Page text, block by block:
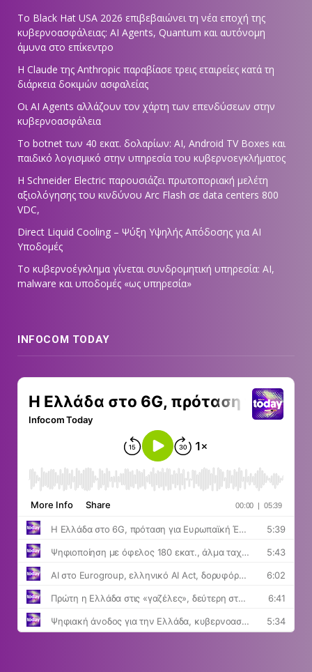
Το Black Hat USA 2026 επιβεβαιώνει τη νέα εποχή της
κυβερνοασφάλειας: AI Agents, Quantum και αυτόνομη
άμυνα στο επίκεντρο
Η Claude της Anthropic παραβίασε τρεις εταιρείες κατά τη
διάρκεια δοκιμών ασφαλείας
Οι AI Agents αλλάζουν τον χάρτη των επενδύσεων στην
κυβερνοασφάλεια
Το botnet των 40 εκατ. δολαρίων: AI, Android TV Boxes και
παιδικό λογισμικό στην υπηρεσία του κυβερνοεγκλήματος
Η Schneider Electric παρουσιάζει πρωτοποριακή μελέτη
αξιολόγησης του κινδύνου Arc Flash σε data centers 800
VDC,
Direct Liquid Cooling – Ψύξη Υψηλής Απόδοσης για AI
Υποδομές
Το κυβερνοέγκλημα γίνεται συνδρομητική υπηρεσία: AI,
malware και υποδομές «ως υπηρεσία»
INFOCOM TODAY